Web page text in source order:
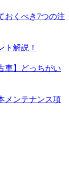
おくべき7つの注
ト解説！
車】どっちがい
メンテナンス項